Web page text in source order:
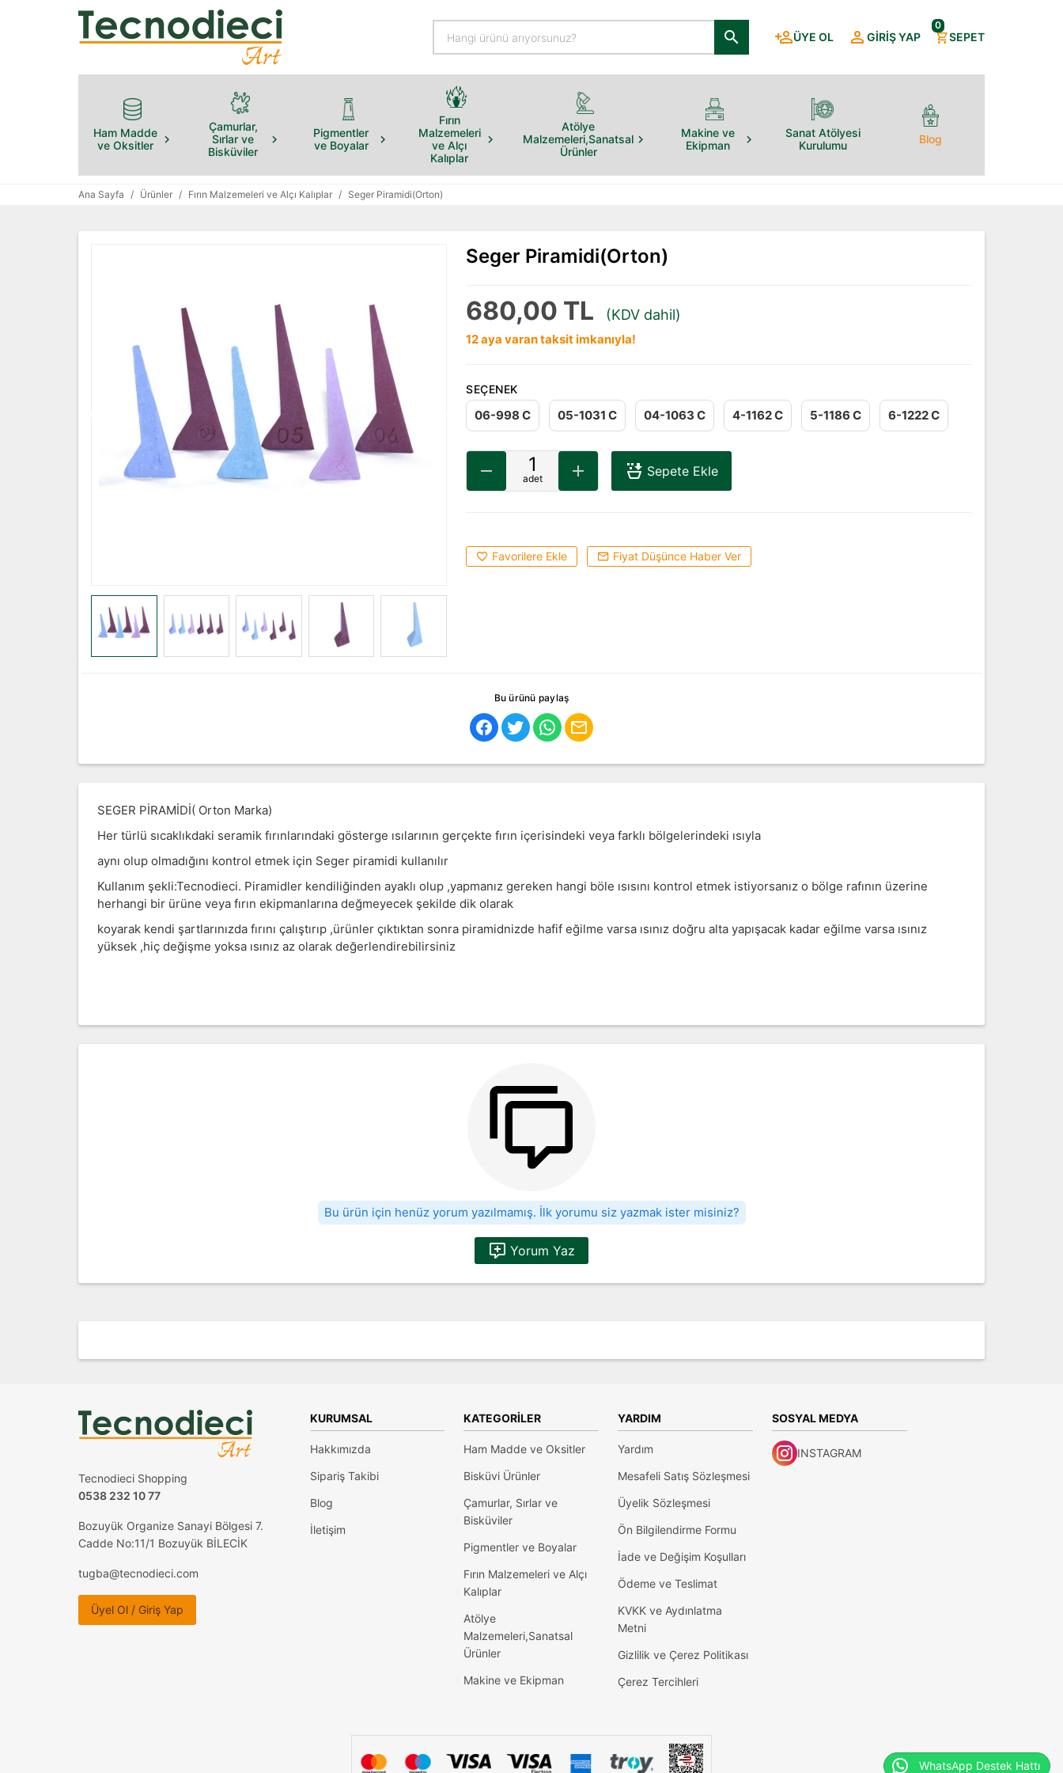
ÜYE OL GIRIŞ YAP SEPET
0
Ham Madde
ve Oksitler
Çamurlar,
Sırlar ve
Bisküviler
Pigmentler
ve Boyalar
Fırın
Malzemeleri
ve Alçı
Kalıplar
Atölye
Malzemeleri,Sanatsal
Ürünler
Makine ve
Ekipman
Sanat Atölyesi
Kurulumu
Blog
Ana Sayfa / Ürünler / Fırın Malzemeleri ve Alçı Kalıplar / Seger Piramidi(Orton)
Seger Piramidi(Orton)
680,00 TL (KDV dahil)
12 aya varan taksit imkanıyla!
SEÇENEK
06-998 C 05-1031 C 04-1063 C 4-1162 C 5-1186 C 6-1222 C
adet Sepete Ekle
Favorilere Ekle Fiyat Düşünce Haber Ver
Bu ürünü paylaş
SEGER PİRAMİDİ( Orton Marka)
Her türlü sıcaklıkdaki seramik fırınlarındaki gösterge ısılarının gerçekte fırın içerisindeki veya farklı bölgelerindeki ısıyla
aynı olup olmadığını kontrol etmek için Seger piramidi kullanılır
Kullanım şekli:Tecnodieci. Piramidler kendiliğinden ayaklı olup ,yapmanız gereken hangi böle ısısını kontrol etmek istiyorsanız o bölge rafının üzerine
herhangi bir ürüne veya fırın ekipmanlarına değmeyecek şekilde dik olarak
koyarak kendi şartlarınızda fırını çalıştırıp ,ürünler çıktıktan sonra piramidnizde hafif eğilme varsa ısınız doğru alta yapışacak kadar eğilme varsa ısınız
yüksek ,hiç değişme yoksa ısınız az olarak değerlendirebilirsiniz
Bu ürün için henüz yorum yazılmamış. İlk yorumu siz yazmak ister misiniz?
Yorum Yaz
Tecnodieci Shopping
0538 232 10 77
Bozuyük Organize Sanayi Bölgesi 7.
Cadde No:11/1 Bozuyük BİLECİK
tugba@tecnodieci.com
Üyel Ol / Giriş Yap
KURUMSAL
Hakkımızda
Sipariş Takibi
Blog
İletişim
KATEGORILER
Ham Madde ve Oksitler
Bisküvi Ürünler
Çamurlar, Sırlar ve
Bisküviler
Pigmentler ve Boyalar
Fırın Malzemeleri ve Alçı
Kalıplar
Atölye
Malzemeleri,Sanatsal
Ürünler
Makine ve Ekipman
YARDIM
Yardım
Mesafeli Satış Sözleşmesi
Üyelik Sözleşmesi
Ön Bilgilendirme Formu
İade ve Değişim Koşulları
Ödeme ve Teslimat
KVKK ve Aydınlatma
Metni
Gizlilik ve Çerez Politikası
Çerez Tercihleri
SOSYAL MEDYA
INSTAGRAM
WhatsApp Destek Hattı